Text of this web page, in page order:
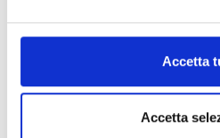
Accetta
Accetta
Midjourney is an independent
that creates images from
OpenAI’s DALL-E and the
The tool is currently in open